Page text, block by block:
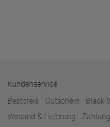
Kundenservice
Bestpreis
Gutschein Black
Versand & Lieferung